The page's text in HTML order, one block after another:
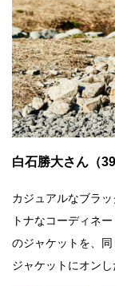
白石勝大さん（
カジュアルなブラ
トナなコーディネ
のジャケットを、
ジャケットにオンし